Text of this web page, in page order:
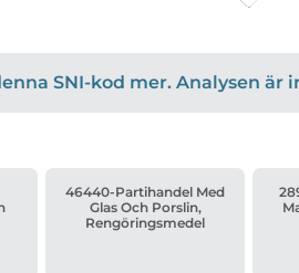
SNI-kod mer. Analysen är
46440-Partihandel Med
Glas Och Porslin,
Rengöringsmedel